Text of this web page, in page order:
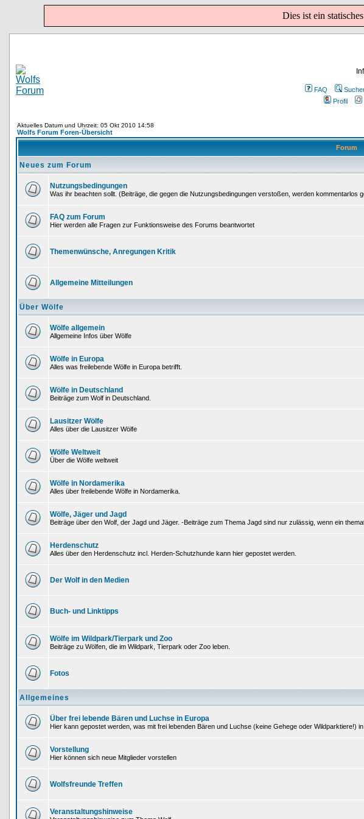
Dies ist ein
FAQ
Profil
Aktuelles Datum und Uhrzeit: 05 Okt 2010 14:58
Wolfs Forum Foren-Übersicht
Forum
Neues zum Forum
Nutzungsbedingungen
Was ihr beachten sollt. (Beiträge, die gegen die Nutzungsbedingungen verstoßen, werden kommentarlos
FAQ zum Forum
Hier werden alle Fragen zur Funktionsweise des Forums beantwortet
Themenwünsche, Anregungen Kritik
Allgemeine Mitteilungen
Über Wölfe
Wölfe allgemein
Allgemeine Infos über Wölfe
Wölfe in Europa
Alles was freilebende Wölfe in Europa betrifft.
Wölfe in Deutschland
Beiträge zum Wolf in Deutschland.
Lausitzer Wölfe
Alles über die Lausitzer Wölfe
Wölfe Weltweit
Über die Wölfe weltweit
Wölfe in Nordamerika
Alles über freilebende Wölfe in Nordamerika.
Wölfe, Jäger und Jagd
Beiträge über den Wolf, der Jagd und Jäger. -Beiträge zum Thema Jagd sind nur zulässig, wenn ein
Herdenschutz
Alles über den Herdenschutz incl. Herden-Schutzhunde kann hier gepostet werden.
Der Wolf in den Medien
Buch- und Linktipps
Wölfe im Wildpark/Tierpark und Zoo
Beiträge zu Wölfen, die im Wildpark, Tierpark oder Zoo leben.
Fotos
Allgemeines
Über frei lebende Bären und Luchse in Europa
Hier kann gepostet werden, was mit frei lebenden Bären und Luchse (keine Gehege oder Wildparktiere!)
Vorstellung
Hier können sich neue Mitglieder vorstellen
Wolfsfreunde Treffen
Veranstaltungshinweise